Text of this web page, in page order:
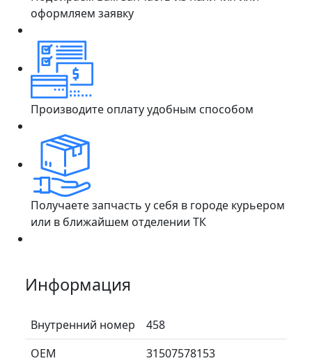
оформляем заявку
Производите оплату удобным способом
Получаете запчасть у себя в городе курьером
или в ближайшем отделении ТК
Информация
Внутренний номер
458
ОЕМ
31507578153